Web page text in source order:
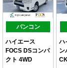
バンコン
ハイエース
FOCS DSコンパ
クト 4WD
ハ
ン